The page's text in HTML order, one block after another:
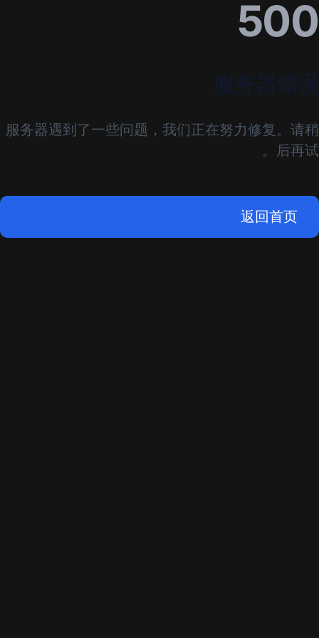
500
服务器遇到了一些问题，我们正在努力修复。请稍
后再试。
返回首页